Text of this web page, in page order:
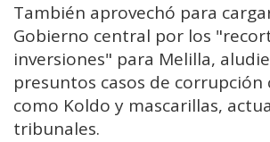
También aprovechó para
Gobierno central por los
inversiones" para Melilla,
presuntos casos de corrupción
como Koldo y mascarillas,
tribunales.